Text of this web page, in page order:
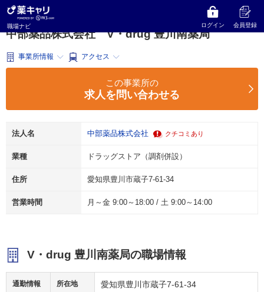
職場ナビ ログイン 会員登録
薬キャリ 職場ナビ
ドラッグストア（調剤併設）
中部薬品株式会社
中部薬品株式会社 V・drug 豊川南薬局
事業所情報 アクセス
この事業所の
求人を問い合わせる
法人名 中部薬品株式会社 クチコミあり
業種 ドラッグストア（調剤併設）
住所 愛知県豊川市蔵子7-61-34
営業時間 月～金 9:00～18:00 / 土 9:00～14:00
V・drug 豊川南薬局の職場情報
通勤情報 所在地 愛知県豊川市蔵子7-61-34